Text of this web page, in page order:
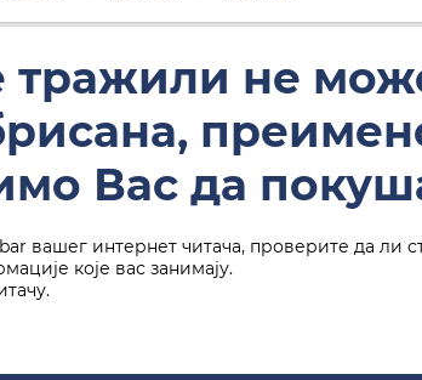
Црно/бела тема
тражили не
Вас да
вашег интернет читача, проверите да ли
које вас занимају.